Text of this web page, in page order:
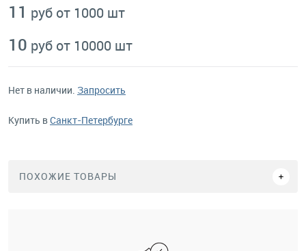
11 руб от 1000 шт
10 руб от 10000 шт
Нет в наличии. Запросить
Купить вСанкт-Петербурге
ПОХОЖИЕ ТОВАРЫ